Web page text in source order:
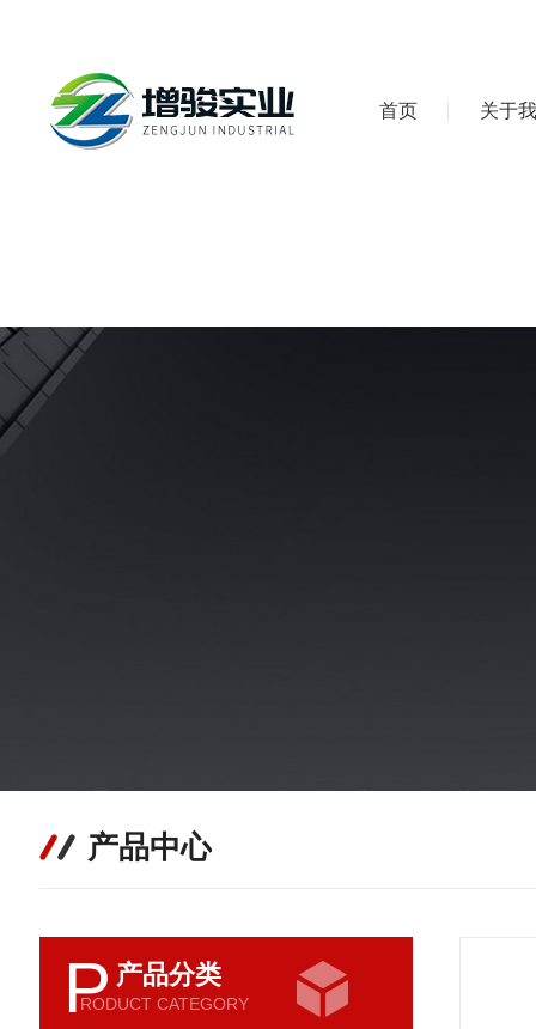
首页 关于
产品中心
P 产品分类
RODUCT CATEGORY